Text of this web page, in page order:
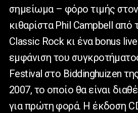
σημείωμα – φόρο τιμής
κιθαρίστα Phil Campbell από
Classic Rock κι ένα bonus
εμφάνιση του
Festival στο Biddinghuizen
2007, το οποίο θα είναι
για πρώτη φορά. Η έκδοση